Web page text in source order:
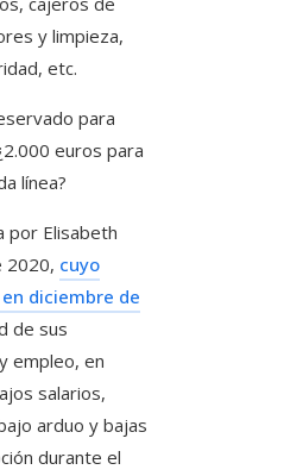
y limpieza,
etc.
para
euros para
línea?
por Elisabeth
2020, cuyo
diciembre de
de sus
empleo, en
salarios,
arduo y bajas
durante el